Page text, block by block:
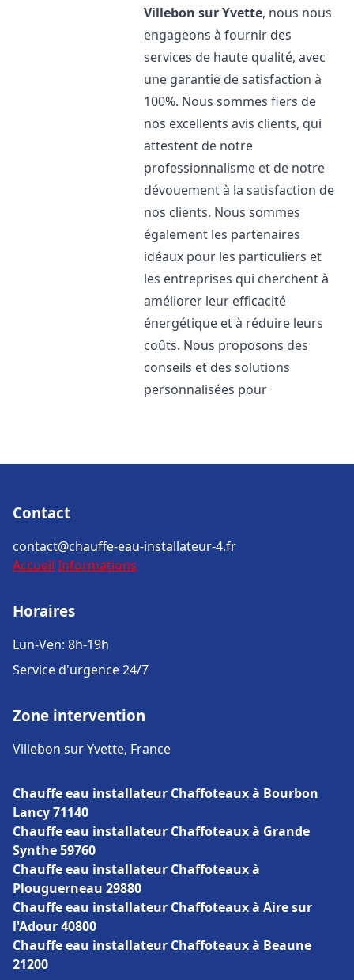
Villebon sur Yvette, nous nous
engageons à fournir des
services de haute qualité, avec
une garantie de satisfaction à
100%. Nous sommes fiers de
nos excellents avis clients, qui
attestent de notre
professionnalisme et de notre
dévouement à la satisfaction de
nos clients. Nous sommes
également les partenaires
idéaux pour les particuliers et
les entreprises qui cherchent à
améliorer leur efficacité
énergétique et à réduire leurs
coûts. Nous proposons des
conseils et des solutions
personnalisées pour
Contact
contact@chauffe-eau-installateur-4.fr
Accueil Informations
Horaires
Lun-Ven: 8h-19h
Service d'urgence 24/7
Zone intervention
Villebon sur Yvette, France
Chauffe eau installateur Chaffoteaux à Bourbon
Lancy 71140
Chauffe eau installateur Chaffoteaux à Grande
Synthe 59760
Chauffe eau installateur Chaffoteaux à
Plouguerneau 29880
Chauffe eau installateur Chaffoteaux à Aire sur
l'Adour 40800
Chauffe eau installateur Chaffoteaux à Beaune
21200